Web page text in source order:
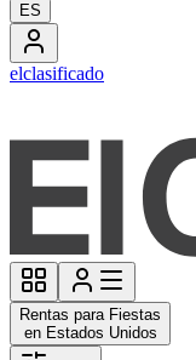
ES
elclasificado
Rentas para Fiestas
en Estados Unidos